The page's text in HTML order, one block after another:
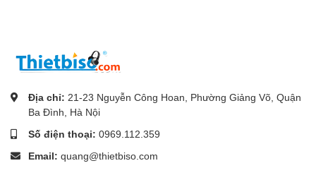
Địa chỉ: 21-23 Nguyễn Công Hoan, Phường Giảng Võ, Quận
Ba Đình, Hà Nội
Số điện thoại: 0969.112.359
Email: quang@thietbiso.com